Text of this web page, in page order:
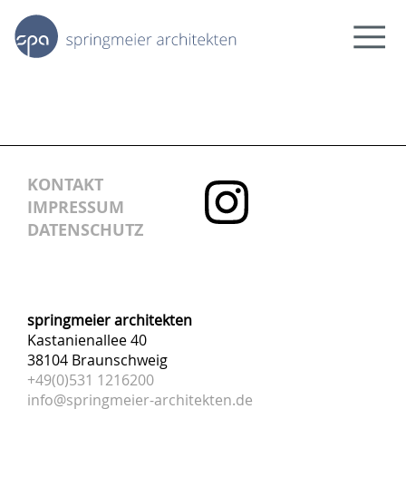
bildung.forschung
kultur.freizeit
arbeit
wohnen.städtebau
kontakt
KONTAKT
IMPRESSUM
DATENSCHUTZ
springmeier architekten
Kastanienallee 40
38104 Braunschweig
+49(0)531 1216200
info@springmeier-architekten.de